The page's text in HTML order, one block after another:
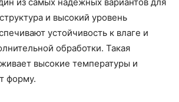
и высокий уровень
устойчивость к влаге и
обработки. Такая
высокие температуры и
форму.